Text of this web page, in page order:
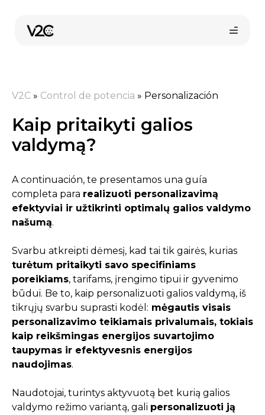
turinio
V2C » Control de potencia » Personalización
Kaip pritaikyti galios
valdymą?
A continuación, te presentamos una guía
completa para realizuoti personalizavimą
efektyviai ir užtikrinti optimalų galios valdymo
našumą.
Svarbu atkreipti dėmesį, kad tai tik gairės, kurias
turėtum pritaikyti savo specifiniams
poreikiams, tarifams, įrengimo tipui ir gyvenimo
būdui. Be to, kaip personalizuoti galios valdymą, iš
tikrųjų svarbu suprasti kodėl: mėgautis visais
personalizavimo teikiamais privalumais, tokiais
kaip reikšmingas energijos suvartojimo
taupymas ir efektyvesnis energijos
naudojimas.
Naudotojai, turintys aktyvuotą bet kurią galios
valdymo režimo variantą, gali personalizuoti ją